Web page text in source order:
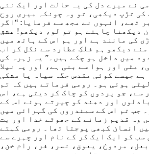
نے میرے دل کی یہ حالت اور ایک نئی
کی تڑپ دیکھی، تو وہ چونکہ میری روح
تھے، انہوں نے مجھ سے فرمایا: “اگر
دیکھنا چاہتے ہو تو لو، دیکھو! عشق
کی مانند ہے اور ہم اس کے ہاتھ میں
دیکھو ہم فلکِ عطارد سے نکل کر اب
میں داخل ہو چکے ہیں۔” یہ زہرہ کی
مٹی اور ہوا سے بنی ہے، اور یہ نیلا
ہے جیسے کوئی مقدس جگہ سیاہ یا مشکی
ہوئی ہو۔ رومی فرماتے ہیں کہ تم
سے، جو پردوں کو چاک کر دیتی ہے، اس
اور دھند کو چیرتے ہوئے اس کے
جب تم اس کے سمندروں کی گہرائی میں
وہ قدیم زمانے کے جھوٹے خدا اور بت
انسان کبھی پوجتا تھا۔ رومی کہتے
سب کو ایک ایک کر کے نام اور چہرے سے
مردوخ، یعوق، نسر، فر، رام خن،